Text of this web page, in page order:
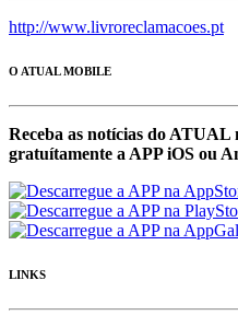
http://www.livroreclamacoes.pt
O ATUAL MOBILE
Receba as notícias do ATUAL
gratuítamente a APP iOS ou
LINKS